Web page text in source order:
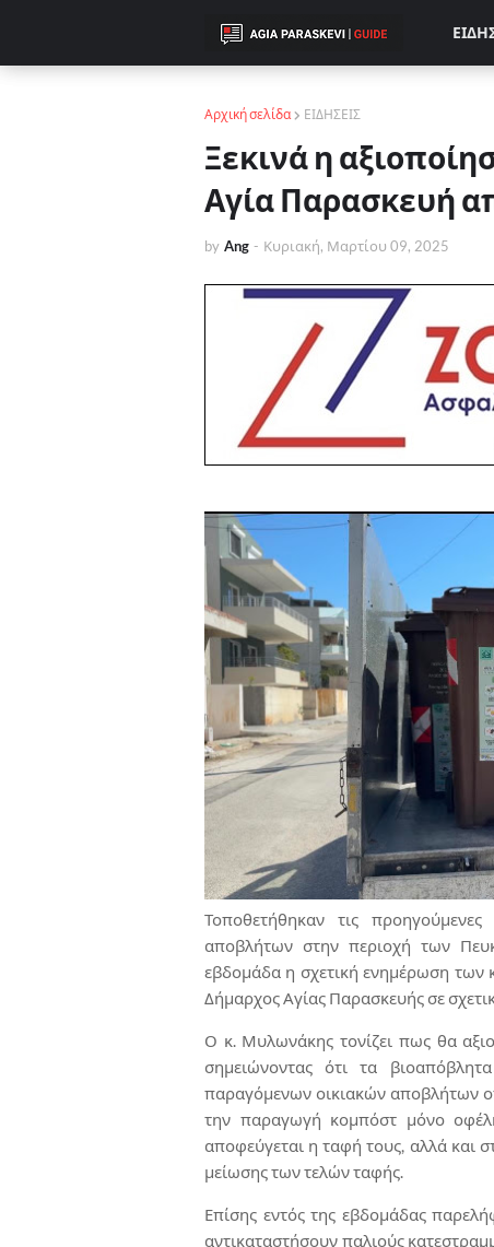
Αρχική σελίδα ΕΙΔΗΣΕΙΣ
Ξεκινά η
Αγία Παρασκευή
by Ang - Κυριακή, Μαρτίου 09, 2025
Τοποθετήθηκαν τις
αποβλήτων στην περιοχή των
εβδομάδα η σχετική ενημέρωση των
Δήμαρχος Αγίας Παρασκευής σε
Ο κ. Μυλωνάκης τονίζει πως θα
σημειώνοντας ότι τα
παραγόμενων οικιακών αποβλήτων
την παραγωγή κομπόστ μόνο
αποφεύγεται η ταφή τους, αλλά και
μείωσης των τελών ταφής.
Επίσης εντός της εβδομάδας
αντικαταστήσουν παλιούς